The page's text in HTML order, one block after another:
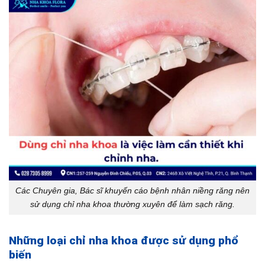
Các Chuyên gia, Bác sĩ khuyến cáo bệnh nhân niềng răng nên
sử dụng chỉ nha khoa thường xuyên để làm sạch răng.
Những loại chỉ nha khoa được sử dụng phổ
biến